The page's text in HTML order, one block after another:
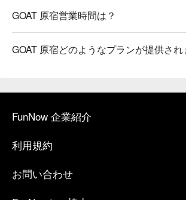
GOAT 原宿営業時間は？
GOAT 原宿どのようなプランが提供され
FunNow 企業紹介
利用規約
お問い合わせ